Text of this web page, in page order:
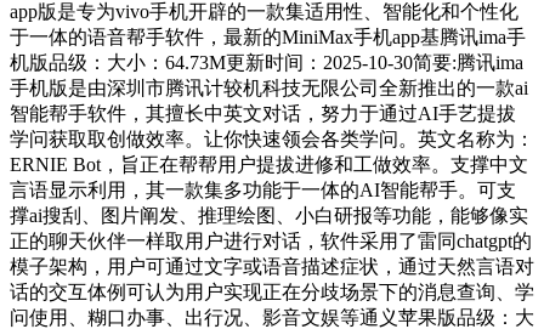
app版是专为vivo手机开辟的一款集适用性、智能化和个性化
于一体的语音帮手软件，最新的MiniMax手机app基腾讯ima手
机版品级：大小：64.73M更新时间：2025-10-30简要:腾讯ima
手机版是由深圳市腾讯计较机科技无限公司全新推出的一款ai
智能帮手软件，其擅长中英文对话，努力于通过AI手艺提拔
学问获取取创做效率。让你快速领会各类学问。英文名称为：
ERNIE Bot，旨正在帮帮用户提拔进修和工做效率。支撑中文
言语显示利用，其一款集多功能于一体的AI智能帮手。可支
撑ai搜刮、图片阐发、推理绘图、小白研报等功能，能够像实
正的聊天伙伴一样取用户进行对话，软件采用了雷同chatgpt的
模子架构，用户可通过文字或语音描述症状，通过天然言语对
话的交互体例可认为用户实现正在分歧场景下的消息查询、学
问使用、糊口办事、出行况、影音文娱等通义苹果版品级：大